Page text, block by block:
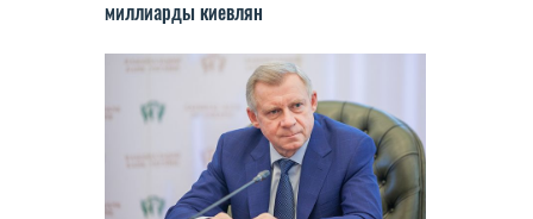
миллиарды киевлян